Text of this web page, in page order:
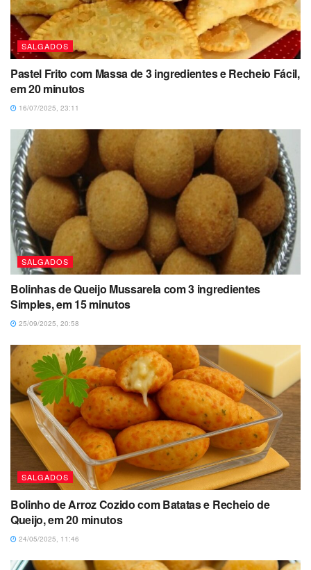
SALGADOS
Pastel Frito com Massa de 3 ingredientes e Recheio Fácil,
em 20 minutos
16/07/2025, 23:11
SALGADOS
Bolinhas de Queijo Mussarela com 3 ingredientes
Simples, em 15 minutos
25/09/2025, 20:58
SALGADOS
Bolinho de Arroz Cozido com Batatas e Recheio de
Queijo, em 20 minutos
24/05/2025, 11:46